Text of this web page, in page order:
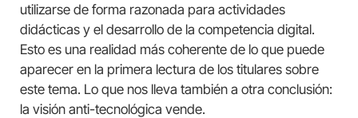
utilizarse de forma razonada para actividades
didácticas y el desarrollo de la competencia digital.
Esto es una realidad más coherente de lo que puede
aparecer en la primera lectura de los titulares sobre
este tema. Lo que nos lleva también a otra conclusión:
la visión anti-tecnológica vende.